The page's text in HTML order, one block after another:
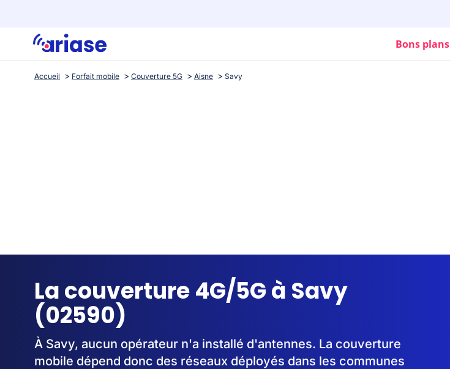
Bons plans
Accueil Forfait mobile Couverture 5G Aisne Savy
La couverture 4G/5G à Savy
(02590)
À Savy, aucun opérateur n'a installé d'antennes. La couverture
mobile dépend donc des réseaux déployés dans les communes